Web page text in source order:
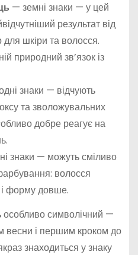
— земні знаки — у цей
результат від
шкіри та волосся.
природний зв’язок із
знаки — відчують
та зволожувальних
добре реагує на
знаки — можуть сміливо
волосся
і форму довше.
символічний —
весни і першим кроком до
знаходиться у знаку